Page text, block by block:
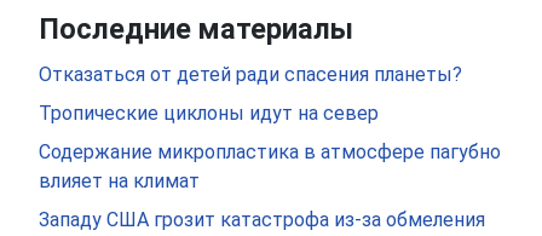
Последние материалы
Отказаться от детей ради спасения планеты?
Тропические циклоны идут на север
Содержание микропластика в атмосфере пагубно
влияет на климат
Западу США грозит катастрофа из-за обмеления